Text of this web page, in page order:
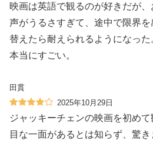
映画は英語で観るのが好きだが
声がうるさすぎて、途中で限界
替えたら耐えられるようになっ
本当にすごい。
田貫
2025年10月29日
ジャッキーチェンの映画を初め
目な一面があるとは知らず、驚